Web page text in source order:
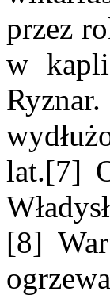
przez
w
lat.[7]
[8]